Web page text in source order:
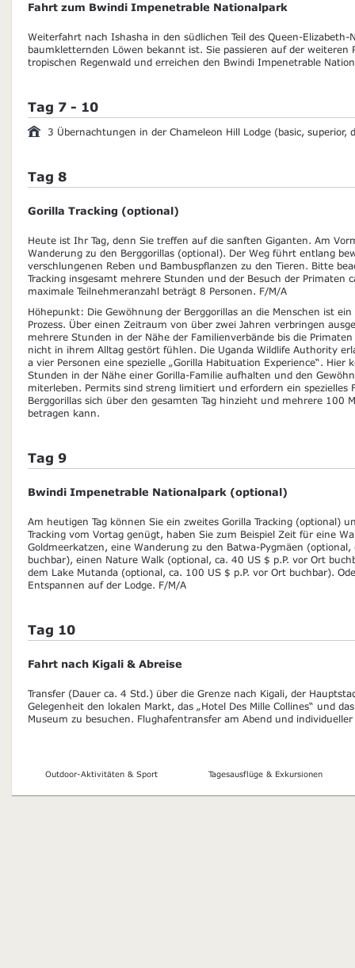
Fahrt zum Bwindi Impenetrable Nationalpark
Weiterfahrt nach Ishasha in den südlichen Teil des Queen-Elizabeth-
baumkletternden Löwen bekannt ist. Sie passieren auf der weiteren
tropischen Regenwald und erreichen den Bwindi Impenetrable
Tag 7 - 10
3 Übernachtungen in der Chameleon Hill Lodge (basic, superior,
Tag 8
Gorilla Tracking (optional)
Heute ist Ihr Tag, denn Sie treffen auf die sanften Giganten. Am
Wanderung zu den Berggorillas (optional). Der Weg führt entlang
verschlungenen Reben und Bambuspflanzen zu den Tieren. Bitte
Tracking insgesamt mehrere Stunden und der Besuch der Primaten
maximale Teilnehmeranzahl beträgt 8 Personen. F/M/A
Höhepunkt: Die Gewöhnung der Berggorillas an die Menschen ist
Prozess. Über einen Zeitraum von über zwei Jahren verbringen
mehrere Stunden in der Nähe der Familienverbände bis die
nicht in ihrem Alltag gestört fühlen. Die Uganda Wildlife Authority
a vier Personen eine spezielle „Gorilla Habituation Experience“. Hier
Stunden in der Nähe einer Gorilla-Familie aufhalten und den
miterleben. Permits sind streng limitiert und erfordern ein spezielles
Berggorillas sich über den gesamten Tag hinzieht und mehrere 100
betragen kann.
Tag 9
Bwindi Impenetrable Nationalpark (optional)
Am heutigen Tag können Sie ein zweites Gorilla Tracking (optional)
Tracking vom Vortag genügt, haben Sie zum Beispiel Zeit für eine
Goldmeerkatzen, eine Wanderung zu den Batwa-Pygmäen (optional,
buchbar), einen Nature Walk (optional, ca. 40 US $ p.P. vor Ort
dem Lake Mutanda (optional, ca. 100 US $ p.P. vor Ort buchbar).
Entspannen auf der Lodge. F/M/A
Tag 10
Fahrt nach Kigali & Abreise
Transfer (Dauer ca. 4 Std.) über die Grenze nach Kigali, der
Gelegenheit den lokalen Markt, das „Hotel Des Mille Collines“ und
Museum zu besuchen. Flughafentransfer am Abend und
Outdoor-Aktivitäten & Sport Tagesausflüge & Exkursionen